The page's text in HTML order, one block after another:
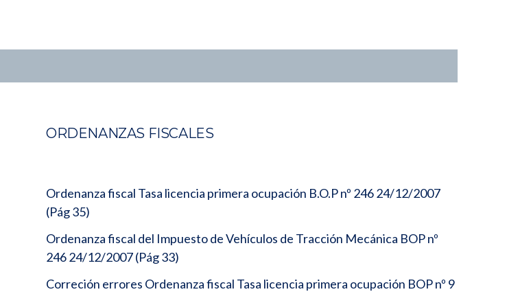
ORDENANZAS FISCALES
Ordenanza fiscal Tasa licencia primera ocupación B.O.P nº 246 24/12/2007
(Pág 35)
Ordenanza fiscal del Impuesto de Vehículos de Tracción Mecánica BOP nº
246 24/12/2007 (Pág 33)
Correción errores Ordenanza fiscal Tasa licencia primera ocupación BOP nº 9